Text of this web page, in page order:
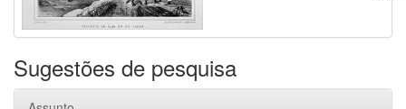
Sugestões de pesquisa